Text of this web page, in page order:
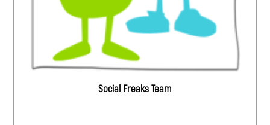
Social Freaks Team